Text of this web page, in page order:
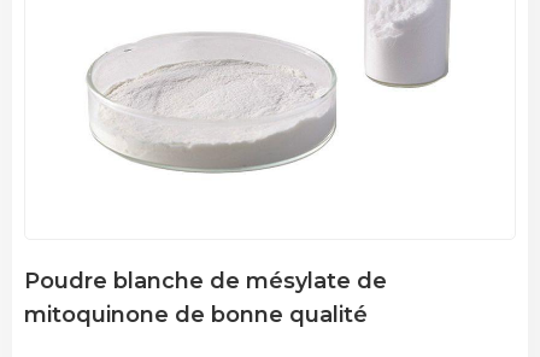
Poudre blanche de mésylate de
mitoquinone de bonne qualité